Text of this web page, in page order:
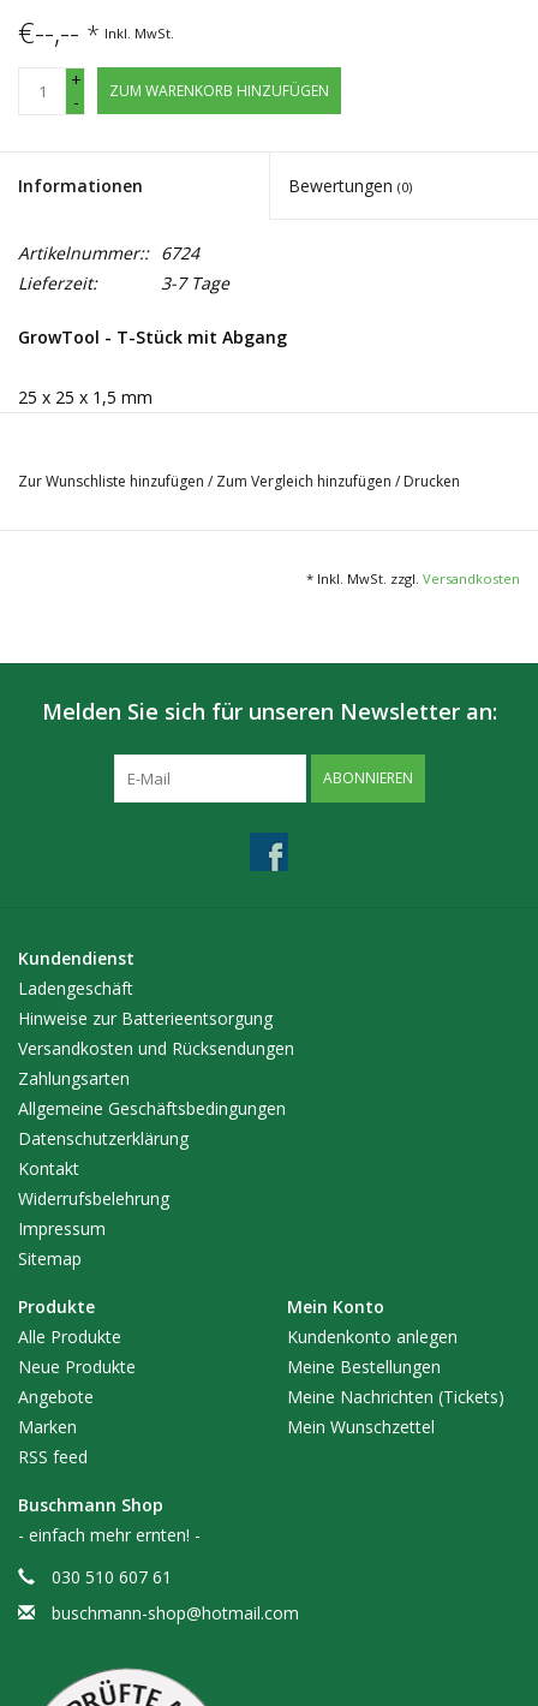
€--,-- * Inkl. MwSt.
+
-
ZUM WARENKORB HINZUFÜGEN
Informationen Bewertungen (0)
Artikelnummer:: 6724
Lieferzeit:
3-7 Tage
GrowTool - T-Stück mit Abgang
25 x 25 x 1,5 mm
Zur Wunschliste hinzufügen / Zum Vergleich hinzufügen / Drucken
* Inkl. MwSt. zzgl. Versandkosten
Melden Sie sich für unseren Newsletter an:
ABONNIEREN
Kundendienst
Ladengeschäft
Hinweise zur Batterieentsorgung
Versandkosten und Rücksendungen
Zahlungsarten
Allgemeine Geschäftsbedingungen
Datenschutzerklärung
Kontakt
Widerrufsbelehrung
Impressum
Sitemap
Produkte
Alle Produkte
Neue Produkte
Angebote
Marken
RSS feed
Mein Konto
Kundenkonto anlegen
Meine Bestellungen
Meine Nachrichten (Tickets)
Mein Wunschzettel
Buschmann Shop
- einfach mehr ernten! -
030 510 607 61
buschmann-shop@hotmail.com